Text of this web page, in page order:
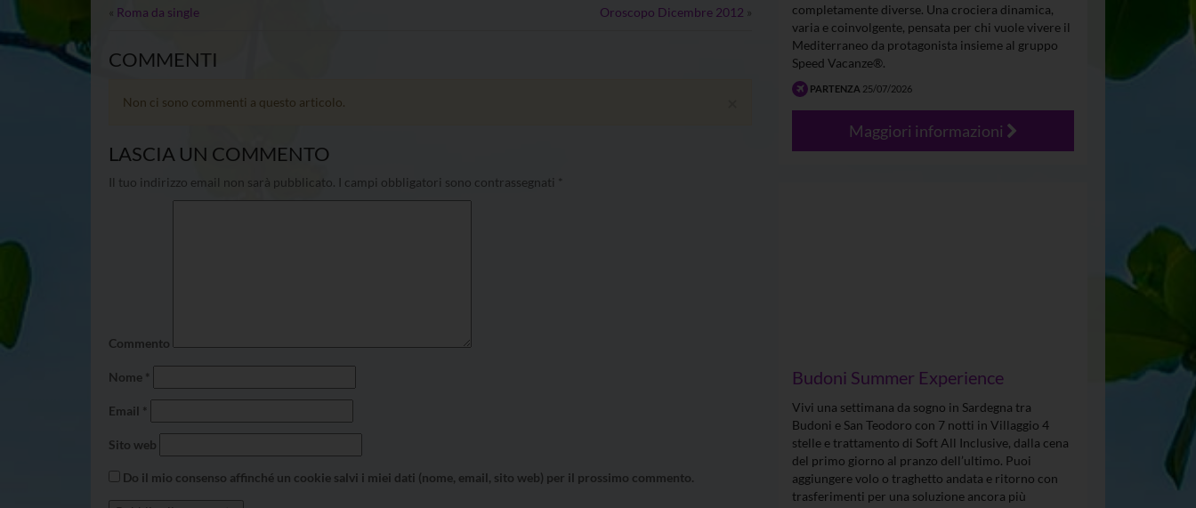
« Roma da single Oroscopo Dicembre 2012 »
COMMENTI
Non ci sono commenti a questo articolo.
LASCIA UN COMMENTO
Il tuo indirizzo email non sarà pubblicato. I campi obbligatori sono contrassegnati *
Commento
Nome *
Email *
Sito web
Do il mio consenso affinché un cookie salvi i miei dati (nome, email, sito web) per il prossimo commento.
completamente diverse. Una crociera dinamica,
varia e coinvolgente, pensata per chi vuole vivere il
Mediterraneo da protagonista insieme al gruppo
Speed Vacanze®.
PARTENZA 25/07/2026
Maggiori informazioni
Budoni Summer Experience
Vivi una settimana da sogno in Sardegna tra
Budoni e San Teodoro con 7 notti in Villaggio 4
stelle e trattamento di Soft All Inclusive, dalla cena
del primo giorno al pranzo dell’ultimo. Puoi
aggiungere volo o traghetto andata e ritorno con
trasferimenti per una soluzione ancora più